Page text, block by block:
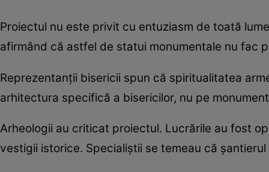
Proiectul nu este privit cu entuziasm de toată
afirmând că astfel de statui monumentale nu fac
Reprezentanții bisericii spun că spiritualitatea
arhitectura specifică a bisericilor, nu pe
Arheologii au criticat proiectul. Lucrările au fost
vestigii istorice. Specialiștii se temeau că